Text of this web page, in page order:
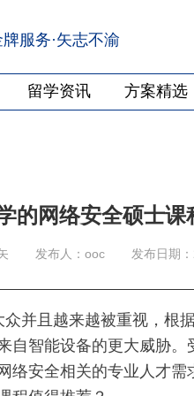
服务·矢志不渝
留学资讯 方案精选
的网络安全硕士课
发布人：ooc 发布日期
并且越来越被重视，根
自智能设备的更大威胁
络安全相关的专业人才